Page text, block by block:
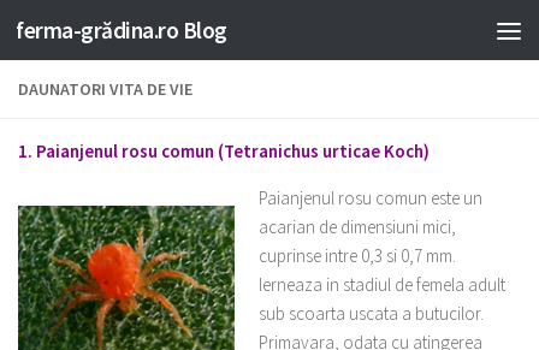
ferma-grădina.ro Blog
DAUNATORI VITA DE VIE
1. Paianjenul rosu comun (Tetranichus urticae Koch)
Paianjenul rosu comun este un
acarian de dimensiuni mici,
cuprinse intre 0,3 si 0,7 mm.
Ierneaza in stadiul de femela adult
sub scoarta uscata a butucilor.
Primavara, odata cu atingerea